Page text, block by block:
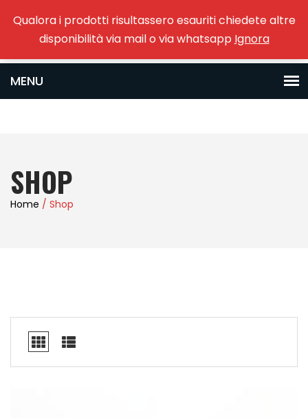
SHOP
Home / Shop
Qualora i prodotti risultassero esauriti chiedete altre
disponibilità via mail o via whatsapp Ignora